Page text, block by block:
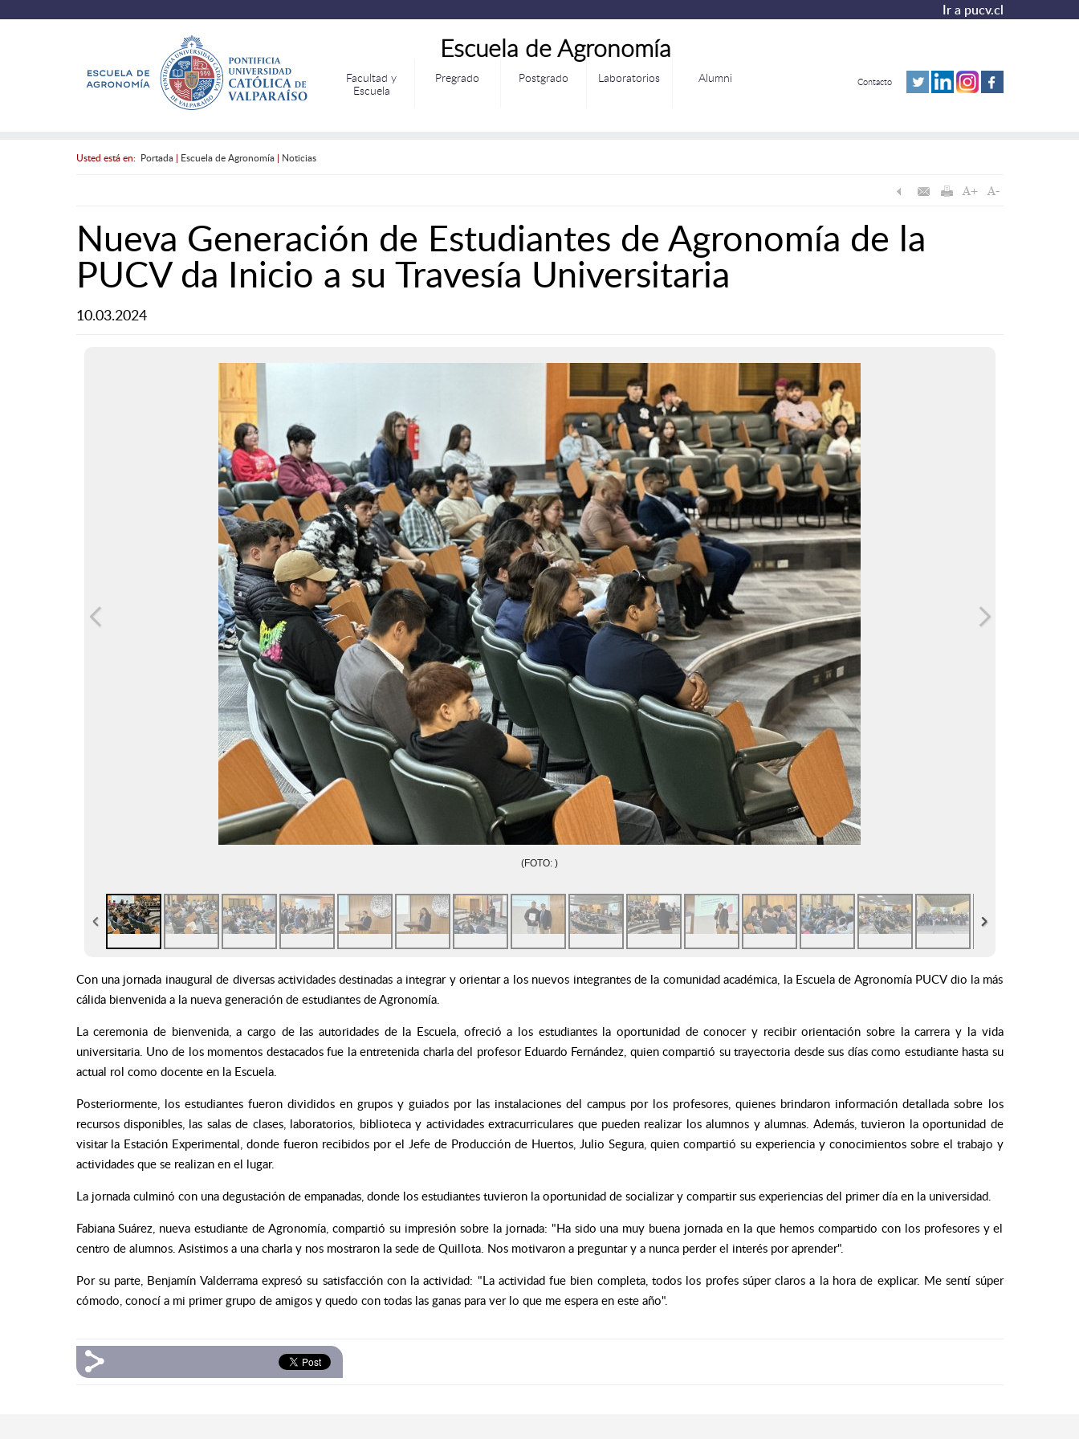
Ir a pucv.cl
Escuela de Agronomía
Facultad y
Escuela
Pregrado Postgrado Laboratorios Alumni Contacto
Usted está en: Portada| Escuela de Agronomía| Noticias
Nueva Generación de Estudiantes de Agronomía de la
PUCV da Inicio a su Travesía Universitaria
10.03.2024
(FOTO: )
Con una jornada inaugural de diversas actividades destinadas a integrar y orientar a los nuevos integrantes de la comunidad académica, la Escuela de Agronomía PUCV dio la más
cálida bienvenida a la nueva generación de estudiantes de Agronomía.
La ceremonia de bienvenida, a cargo de las autoridades de la Escuela, ofreció a los estudiantes la oportunidad de conocer y recibir orientación sobre la carrera y la vida
universitaria. Uno de los momentos destacados fue la entretenida charla del profesor Eduardo Fernández, quien compartió su trayectoria desde sus días como estudiante hasta su
actual rol como docente en la Escuela.
Posteriormente, los estudiantes fueron divididos en grupos y guiados por las instalaciones del campus por los profesores, quienes brindaron información detallada sobre los
recursos disponibles, las salas de clases, laboratorios, biblioteca y actividades extracurriculares que pueden realizar los alumnos y alumnas. Además, tuvieron la oportunidad de
visitar la Estación Experimental, donde fueron recibidos por el Jefe de Producción de Huertos, Julio Segura, quien compartió su experiencia y conocimientos sobre el trabajo y
actividades que se realizan en el lugar.
La jornada culminó con una degustación de empanadas, donde los estudiantes tuvieron la oportunidad de socializar y compartir sus experiencias del primer día en la universidad.
Fabiana Suárez, nueva estudiante de Agronomía, compartió su impresión sobre la jornada: "Ha sido una muy buena jornada en la que hemos compartido con los profesores y el
centro de alumnos. Asistimos a una charla y nos mostraron la sede de Quillota. Nos motivaron a preguntar y a nunca perder el interés por aprender".
Por su parte, Benjamín Valderrama expresó su satisfacción con la actividad: "La actividad fue bien completa, todos los profes súper claros a la hora de explicar. Me sentí súper
cómodo, conocí a mi primer grupo de amigos y quedo con todas las ganas para ver lo que me espera en este año".